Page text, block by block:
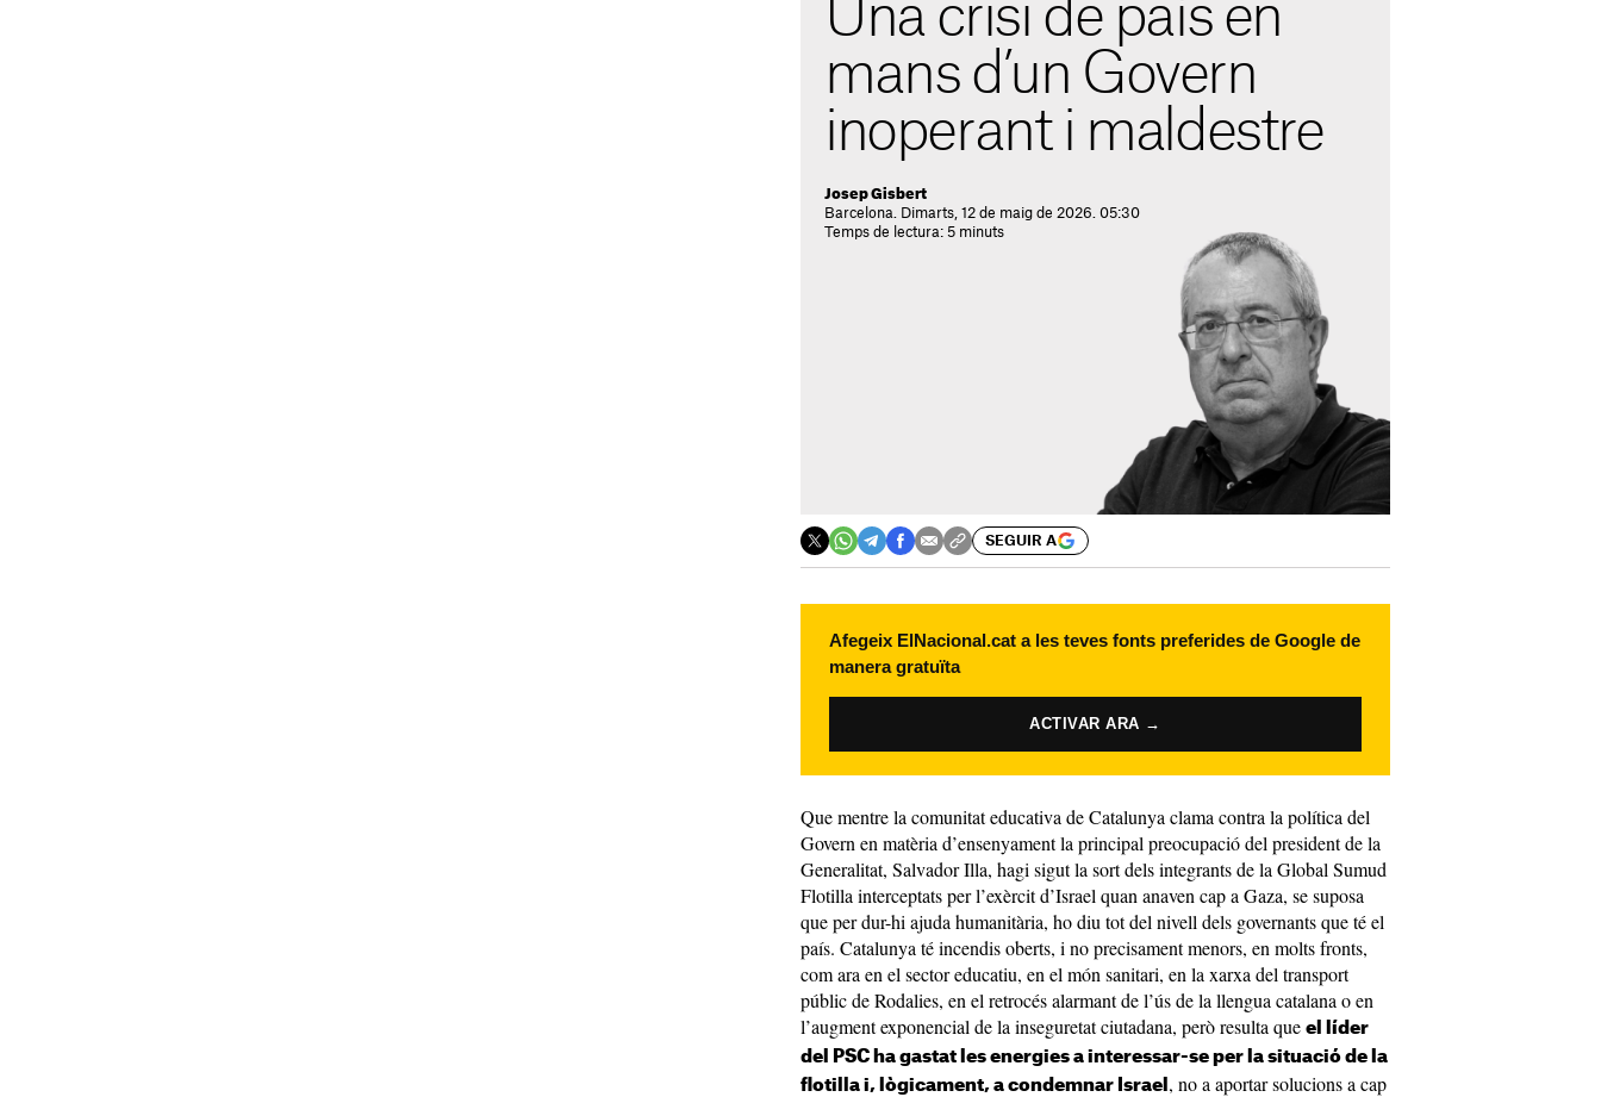
Una crisi de país en
mans d’un Govern
inoperant i maldestre
Josep Gisbert
Barcelona. Dimarts, 12 de maig de 2026. 05:30
Temps de lectura: 5 minuts
SEGUIR A
Afegeix ElNacional.cat a les teves fonts preferides de Google de
manera gratuïta
ACTIVAR ARA →
Que mentre la comunitat educativa de Catalunya clama contra la política del
Govern en matèria d’ensenyament la principal preocupació del president de la
Generalitat, Salvador Illa, hagi sigut la sort dels integrants de la Global Sumud
Flotilla interceptats per l’exèrcit d’Israel quan anaven cap a Gaza, se suposa
que per dur-hi ajuda humanitària, ho diu tot del nivell dels governants que té el
país. Catalunya té incendis oberts, i no precisament menors, en molts fronts,
com ara en el sector educatiu, en el món sanitari, en la xarxa del transport
públic de Rodalies, en el retrocés alarmant de l’ús de la llengua catalana o en
l’augment exponencial de la inseguretat ciutadana, però resulta que el líder
del PSC ha gastat les energies a interessar-se per la situació de la
flotilla i, lògicament, a condemnar Israel , no a aportar solucions a cap